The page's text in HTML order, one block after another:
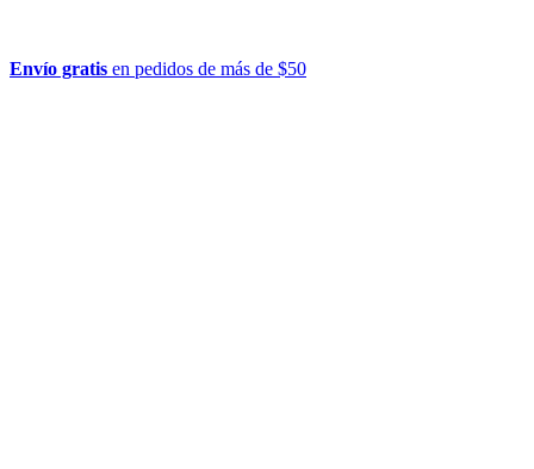
Envío gratis en pedidos de más de $50